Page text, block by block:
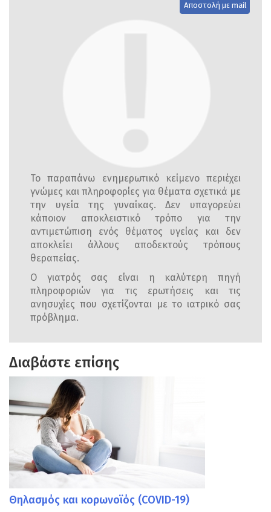
Αποστολή με mail
Το παραπάνω ενημερωτικό κείμενο περιέχει
γνώμες και πληροφορίες για θέματα σχετικά με
την υγεία της γυναίκας. Δεν υπαγορεύει
κάποιον αποκλειστικό τρόπο για την
αντιμετώπιση ενός θέματος υγείας και δεν
αποκλείει άλλους αποδεκτούς τρόπους
θεραπείας.
Ο γιατρός σας είναι η καλύτερη πηγή
πληροφοριών για τις ερωτήσεις και τις
ανησυχίες που σχετίζονται με το ιατρικό σας
πρόβλημα.
Διαβάστε επίσης
Θηλασμός και κορωνοϊός (COVID-19)